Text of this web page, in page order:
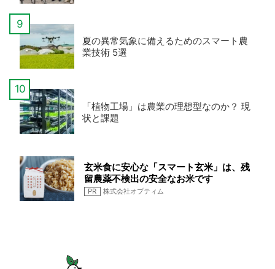
夏の異常気象に備えるためのスマート農
業技術 5選
「植物工場」は農業の理想型なのか？ 現
状と課題
玄米食に安心な「スマート玄米」は、残
留農薬不検出の安全なお米です
PR 株式会社オプティム